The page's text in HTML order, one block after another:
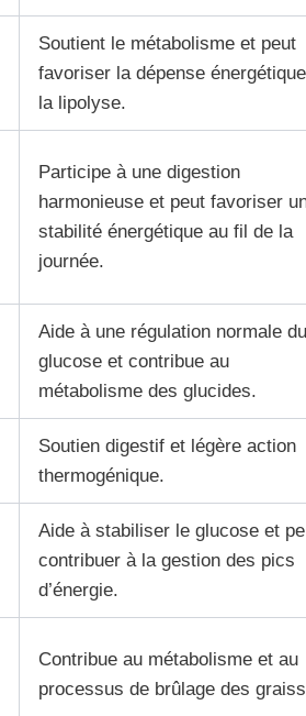
Soutient le métabolisme et peut
favoriser la dépense
la lipolyse.
Participe à une digestion
harmonieuse et peut favoriser
stabilité énergétique au fil de la
journée.
Aide à une régulation normale du
glucose et contribue au
métabolisme des glucides.
Soutien digestif et légère action
thermogénique.
Aide à stabiliser le glucose et
contribuer à la gestion des pics
d’énergie.
Contribue au métabolisme et au
processus de brûlage des